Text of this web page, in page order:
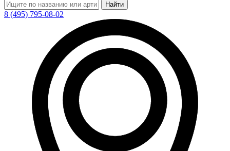
Найти
8 (495) 795-08-02